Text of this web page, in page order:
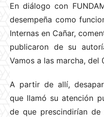
En diálogo con
desempeña como
Internas en Cañar,
publicaron de su
Vamos a las marcha, del
A partir de allí,
que llamó su atención
de que prescindirían